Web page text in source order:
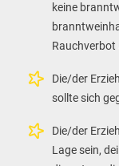
keine
Die/der
sollte sich
Die/der
Lage sein,